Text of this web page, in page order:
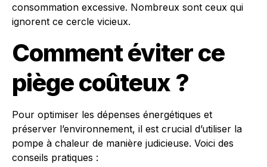
consommation excessive. Nombreux sont ceux qui
ignorent ce cercle vicieux.
Comment éviter ce
piège coûteux ?
Pour optimiser les dépenses énergétiques et
préserver l’environnement, il est crucial d’utiliser la
pompe à chaleur de manière judicieuse. Voici des
conseils pratiques :